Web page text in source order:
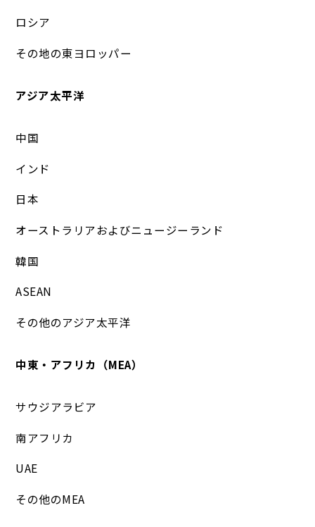
ロシア
その地の東ヨロッパー
アジア太平洋
中国
インド
日本
オーストラリアおよびニュージーランド
韓国
ASEAN
その他のアジア太平洋
中東・アフリカ（MEA）
サウジアラビア
南アフリカ
UAE
その他のMEA